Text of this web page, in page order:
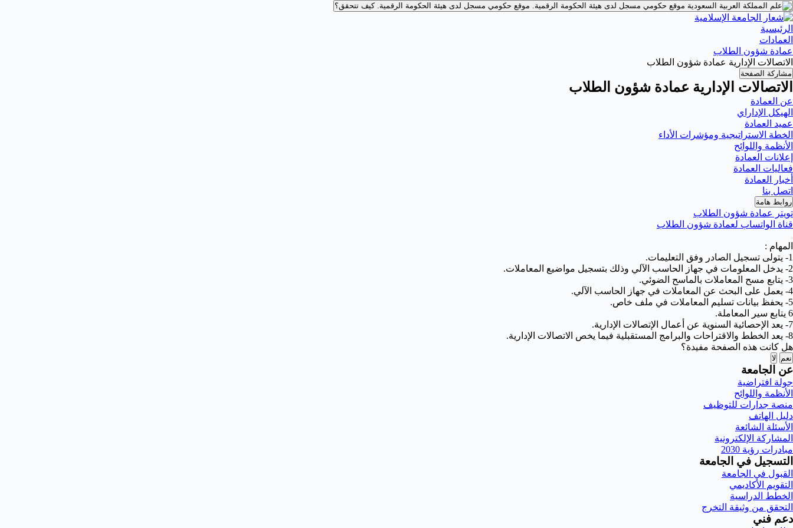
موقع حكومي مسجل لدى هيئة الحكومة الرقمية. موقع حكومي مسجل لدى هيئة الحكومة الرقمية.كيف تتحقق؟
الرئيسية
العمادات
عمادة شؤون الطلاب
الاتصالات الإدارية عمادة شؤون الطلاب
مشاركة الصفحة
الاتصالات الإدارية عمادة شؤون الطلاب
عن العمادة
الهيكل الإداراي
عميد العمادة
الخطة الاستراتيجية ومؤشرات الأداء
الأنظمة واللوائح
إعلانات العمادة
فعاليات العمادة
أخبار العمادة
اتصل بنا
روابط هامة
تويتر عمادة شؤون الطلاب
قناة الواتساب لعمادة شؤون الطلاب
المهام :
1- يتولى تسجيل الصادر وفق التعليمات.
2- يدخل المعلومات في جهاز الحاسب الآلي وذلك بتسجيل مواضيع المعاملات.
3- يتابع مسح المعاملات بالماسح الضوئي.
4- يعمل على البحث عن المعاملات في جهاز الحاسب الآلي.
5- يحفظ بيانات تسليم المعاملات في ملف خاص.
6 يتابع سير المعاملة.
7- يعد الإحصائية السنوية عن أعمال الإتصالات الإدارية.
8- يعد الخطط والاقتراحات والبرامج المستقبلية فيما يخص الاتصالات الإدارية.
هل كانت هذه الصفحة مفيدة؟
نعم لا
عن الجامعة
جولة افتراضية
الأنظمة واللوائح
منصة جدارات للتوظيف
دليل الهاتف
الأسئلة الشائعة
المشاركة الإلكترونية
مبادرات رؤية 2030
التسجيل في الجامعة
القبول في الجامعة
التقويم الأكاديمي
الخطط الدراسية
التحقق من وثيقة التخرج
دعم فني